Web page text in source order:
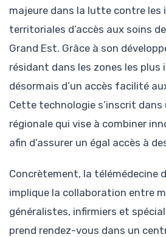
majeure dans la lutte contre les
territoriales d’accès aux soins
Grand Est. Grâce à son
résidant dans les zones les plus
désormais d’un accès facilité
Cette technologie s’inscrit
régionale qui vise à combiner
afin d’assurer un égal accès à
Concrètement, la télémédecine
implique la collaboration entre
généralistes, infirmiers et
prend rendez-vous dans un